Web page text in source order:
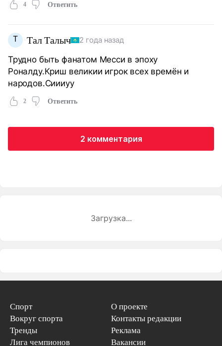
4 Ответить
Т Тал Талыч 2 года назад
Трудно быть фанатом Месси в эпоху
Роналду.Криш великии игрок всех времён и
народов.Сиииуу
2 Ответить
2 комментария
Загрузка...
Спорт
Вокруг спорта
Тренды
Лига чемпионов
О проекте
Контакты редакции
Реклама
Вакансии